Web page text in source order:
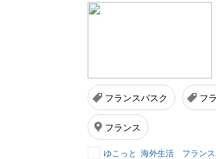
フランスバスク フ
フランス
ゆこっと 海外生活 フランス